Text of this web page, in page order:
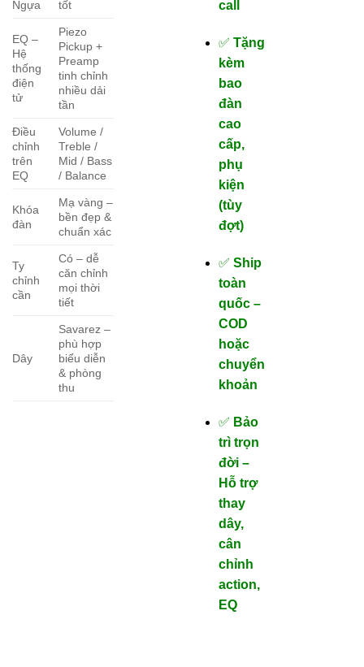
Ngựa tốt
EQ –
Hệ
thống
điện
tử
Piezo
Pickup +
Preamp
tinh chỉnh
nhiều dải
tần
Điều
chỉnh
trên
EQ
Volume /
Treble /
Mid / Bass
/ Balance
Khóa
đàn
Mạ vàng –
bền đẹp &
chuẩn xác
Ty
chỉnh
cần
Có – dễ
căn chỉnh
mọi thời
tiết
Dây
Savarez –
phù hợp
biểu diễn
& phòng
thu
call
✅ Tặng
kèm
bao
đàn
cao
cấp,
phụ
kiện
(tùy
đợt)
✅ Ship
toàn
quốc –
COD
hoặc
chuyển
khoản
✅ Bảo
trì trọn
đời –
Hỗ trợ
thay
dây,
cân
chỉnh
action,
EQ